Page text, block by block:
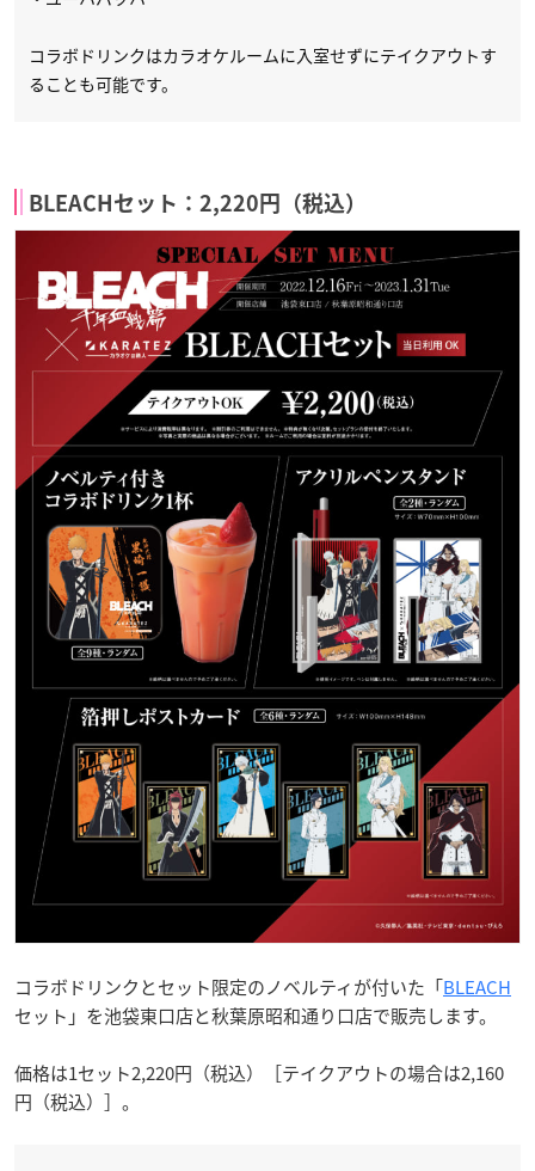
コラボドリンクはカラオケルームに入室せずにテイクアウトす
ることも可能です。
BLEACHセット：2,220円（税込）
コラボドリンクとセット限定のノベルティが付いた「BLEACH
セット」を池袋東口店と秋葉原昭和通り口店で販売します。
価格は1セット2,220円（税込）［テイクアウトの場合は2,160
円（税込）］。